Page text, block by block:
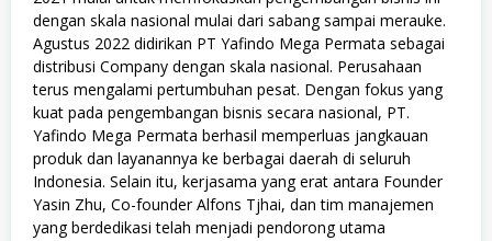
dengan skala nasional mulai dari sabang sampai merauke.
Agustus 2022 didirikan PT Yafindo Mega Permata sebagai
distribusi Company dengan skala nasional. Perusahaan
terus mengalami pertumbuhan pesat. Dengan fokus yang
kuat pada pengembangan bisnis secara nasional, PT.
Yafindo Mega Permata berhasil memperluas jangkauan
produk dan layanannya ke berbagai daerah di seluruh
Indonesia. Selain itu, kerjasama yang erat antara Founder
Yasin Zhu, Co-founder Alfons Tjhai, dan tim manajemen
yang berdedikasi telah menjadi pendorong utama